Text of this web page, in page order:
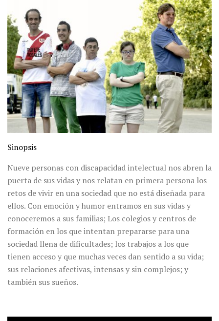
Sinopsis
Nueve personas con discapacidad intelectual nos abren la
puerta de sus vidas y nos relatan en primera persona los
retos de vivir en una sociedad que no está diseñada para
ellos. Con emoción y humor entramos en sus vidas y
conoceremos a sus familias; Los colegios y centros de
formación en los que intentan prepararse para una
sociedad llena de dificultades; los trabajos a los que
tienen acceso y que muchas veces dan sentido a su vida;
sus relaciones afectivas, intensas y sin complejos; y
también sus sueños.